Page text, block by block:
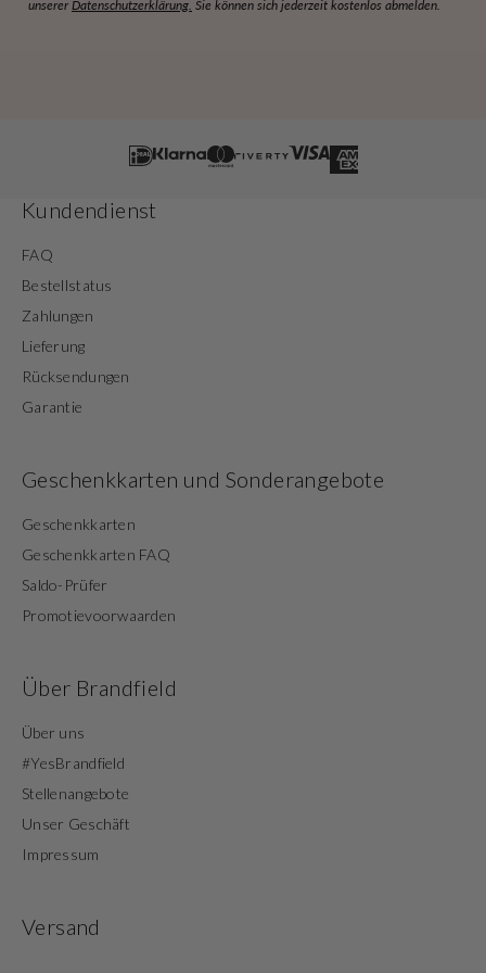
unserer Datenschutzerklärung. Sie können sich jederzeit kostenlos abmelden.
Kundendienst
FAQ
Bestellstatus
Zahlungen
Lieferung
Rücksendungen
Garantie
Geschenkkarten und Sonderangebote
Geschenkkarten
Geschenkkarten FAQ
Saldo-Prüfer
Promotievoorwaarden
Über Brandfield
Über uns
#YesBrandfield
Stellenangebote
Unser Geschäft
Impressum
Versand